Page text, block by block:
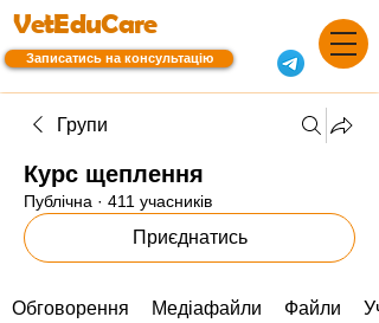
VetEduCare
Записатись на консультацію
Групи
Курс щеплення
Публічна · 411 учасників
Приєднатись
Обговорення Медіафайли Файли